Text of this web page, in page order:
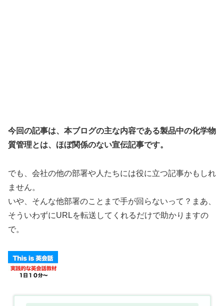
今回の記事は、本ブログの主な内容である製品中の化学物
質管理とは、ほぼ関係のない宣伝記事です。
でも、会社の他の部署や人たちには役に立つ記事かもしれ
ません。
いや、そんな他部署のことまで手が回らないって？まあ、
そういわずにURLを転送してくれるだけで助かりますの
で。